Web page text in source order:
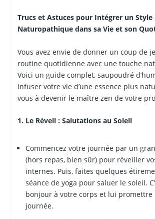
Trucs et Astuces pour Intégrer un Style
Naturopathique dans sa Vie et son
Vous avez envie de donner un coup de
routine quotidienne avec une touche
Voici un guide complet, saupoudré
infuser votre vie d’une essence plus
vous à devenir le maître zen de votre
1. Le Réveil : Salutations au Soleil
Commencez votre journée par un
(hors repas, bien sûr) pour réveiller
internes. Puis, faites quelques
séance de yoga pour saluer le soleil.
bonjour à votre corps et lui promettre
journée.